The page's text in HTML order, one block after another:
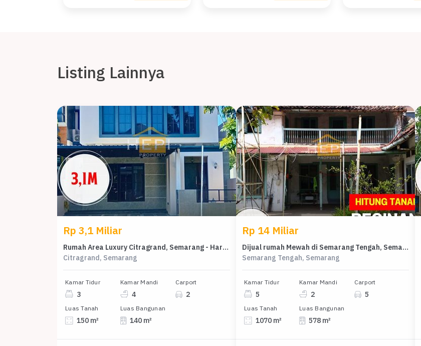
Listing Lainnya
Rp 3,1 Miliar
Rumah Area Luxury Citragrand, Semarang - Harga Terbaik 3,1 Miliar
Citragrand, Semarang
Kamar Tidur
3
Kamar Mandi
4
Carport
2
Luas Tanah
150 m²
Luas Bangunan
140 m²
Rp 14 Miliar
Dijual rumah Mewah di Semarang Tengah, Semarang - LT 1070m²
Semarang Tengah, Semarang
Kamar Tidur
5
Kamar Mandi
2
Carport
5
Luas Tanah
1070 m²
Luas Bangunan
578 m²